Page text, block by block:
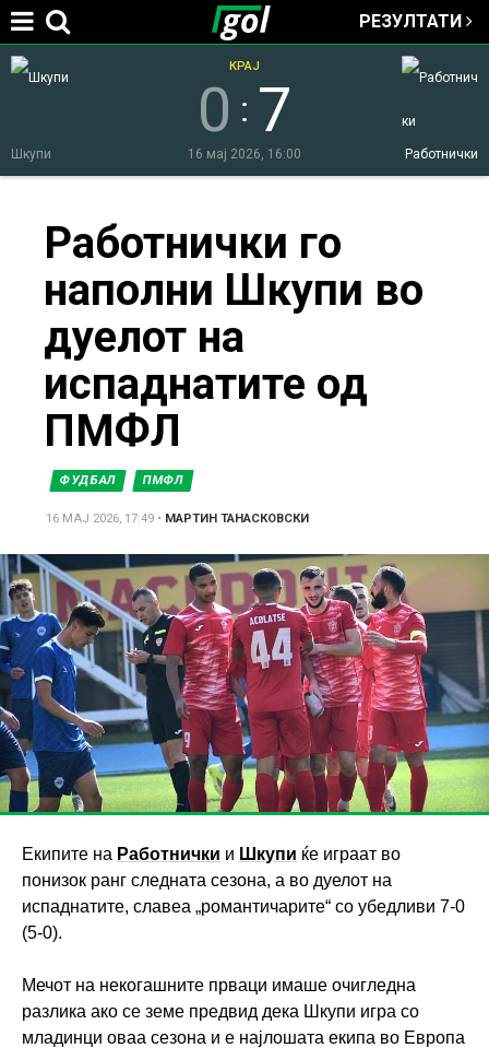
Jump to navigation
РЕЗУЛТАТИ
Шкупи Работнички
0 : 7
КРАЈ
16 мај 2026, 16:00
here
Работнички го
наполни Шкупи во
дуелот на
испаднатите од
ПМФЛ
ФУДБАЛ ПМФЛ
16 МАЈ 2026, 17:49 • МАРТИН ТАНАСКОВСКИ
Екипите на Работнички и Шкупи ќе играат во
понизок ранг следната сезона, а во дуелот на
испаднатите, славеа „романтичарите“ со убедливи 7-0
(5-0).
Мечот на некогашните прваци имаше очигледна
разлика ако се земе предвид дека Шкупи игра со
младинци оваа сезона и е најлошата екипа во Европа